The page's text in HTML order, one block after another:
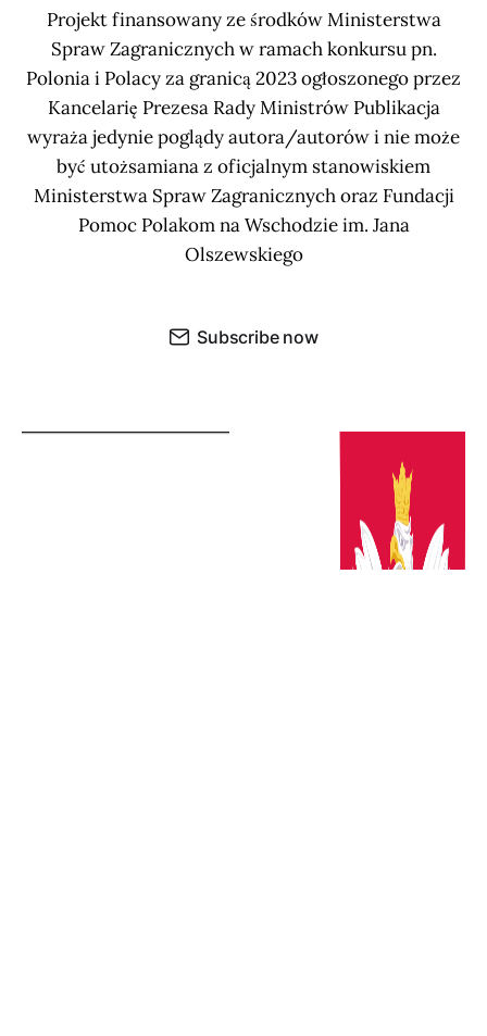
Projekt finansowany ze środków Ministerstwa
Spraw Zagranicznych w ramach konkursu pn.
Polonia i Polacy za granicą 2023 ogłoszonego przez
Kancelarię Prezesa Rady Ministrów Publikacja
wyraża jedynie poglądy autora/autorów i nie może
być utożsamiana z oficjalnym stanowiskiem
Ministerstwa Spraw Zagranicznych oraz Fundacji
Pomoc Polakom na Wschodzie im. Jana
Olszewskiego
Subscribe now